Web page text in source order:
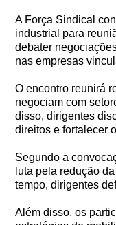
A Força Sindical
industrial para
debater
nas empresas
O encontro reunirá
negociam com
disso, dirigentes
direitos e fortalecer
Segundo a
luta pela redução
tempo, dirigentes
Além disso, os